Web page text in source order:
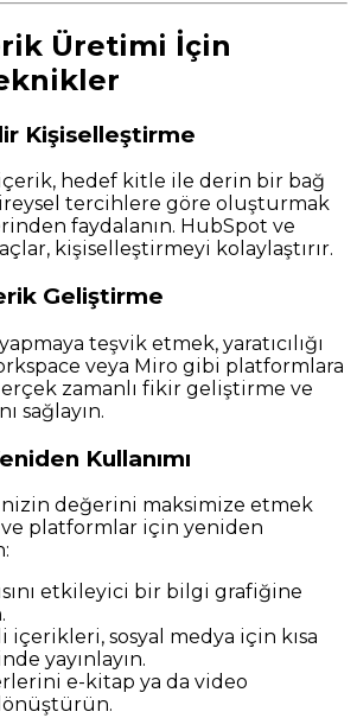
Üretimi İçin
Kişiselleştirme
hedef kitle ile derin bir bağ
tercihlere göre oluşturmak
faydalanın. HubSpot ve
kişiselleştirmeyi kolaylaştırır.
Geliştirme
teşvik etmek, yaratıcılığı
veya Miro gibi platformlara
zamanlı fikir geliştirme ve
sağlayın.
Kullanımı
değerini maksimize etmek
platformlar için yeniden
etkileyici bir bilgi grafiğine
sosyal medya için kısa
yayınlayın.
e-kitap ya da video